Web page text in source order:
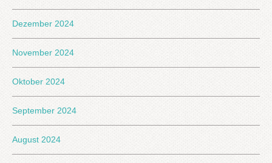
Dezember 2024
November 2024
Oktober 2024
September 2024
August 2024